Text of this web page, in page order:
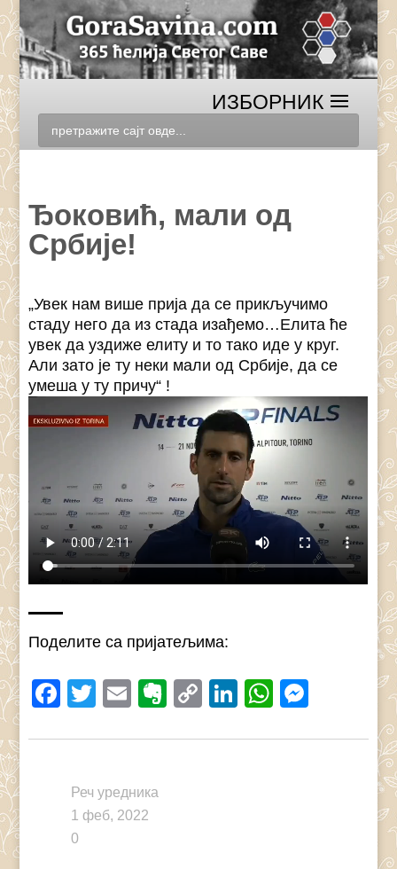
Ђоковић, мали од
Србије!
„Увек нам више прија да се прикључимо
стаду него да из стада изађемо…Елита ће
увек да уздиже елиту и то тако иде у круг.
Али зато је ту неки мали од Србије, да се
умеша у ту причу“ !
Поделите са пријатељима:
Facebook
Twitter
EmailEvernote
CopyLinkedIn
Реч уредника
1 феб, 2022
0